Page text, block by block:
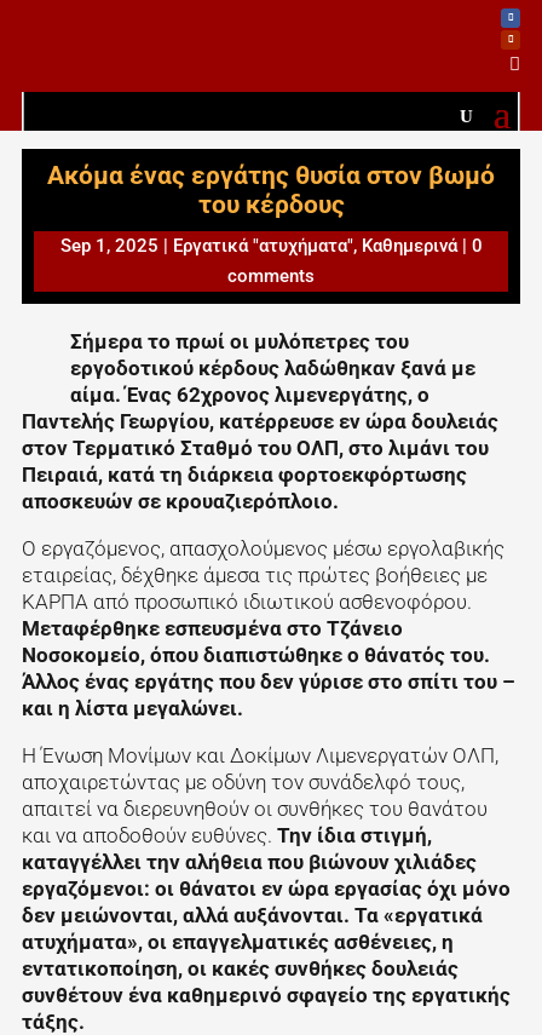

Ακόμα ένας εργάτης θυσία στον βωμό
του κέρδους
Sep 1, 2025 | Εργατικά "ατυχήματα", Καθημερινά| 0
comments
Σήμερα το πρωί οι μυλόπετρες του
εργοδοτικού κέρδους λαδώθηκαν ξανά με
αίμα. Ένας 62χρονος λιμενεργάτης, ο
Παντελής Γεωργίου, κατέρρευσε εν ώρα δουλειάς
στον Τερματικό Σταθμό του ΟΛΠ, στο λιμάνι του
Πειραιά, κατά τη διάρκεια φορτοεκφόρτωσης
αποσκευών σε κρουαζιερόπλοιο.
Ο εργαζόμενος, απασχολούμενος μέσω εργολαβικής
εταιρείας, δέχθηκε άμεσα τις πρώτες βοήθειες με
ΚΑΡΠΑ από προσωπικό ιδιωτικού ασθενοφόρου.
Μεταφέρθηκε εσπευσμένα στο Τζάνειο
Νοσοκομείο, όπου διαπιστώθηκε ο θάνατός του.
Άλλος ένας εργάτης που δεν γύρισε στο σπίτι του –
και η λίστα μεγαλώνει.
Η Ένωση Μονίμων και Δοκίμων Λιμενεργατών ΟΛΠ,
αποχαιρετώντας με οδύνη τον συνάδελφό τους,
απαιτεί να διερευνηθούν οι συνθήκες του θανάτου
και να αποδοθούν ευθύνες. Την ίδια στιγμή,
καταγγέλλει την αλήθεια που βιώνουν χιλιάδες
εργαζόμενοι: οι θάνατοι εν ώρα εργασίας όχι μόνο
δεν μειώνονται, αλλά αυξάνονται. Τα «εργατικά
ατυχήματα», οι επαγγελματικές ασθένειες, η
εντατικοποίηση, οι κακές συνθήκες δουλειάς
συνθέτουν ένα καθημερινό σφαγείο της εργατικής
τάξης.